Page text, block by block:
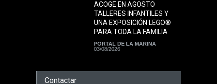
ACOGE EN AGOSTO
TALLERES INFANTILES Y
UNA EXPOSICIÓN LEGO®
PARA TODA LA FAMILIA
PORTAL DE LA MARINA
03/08/2026
Contactar